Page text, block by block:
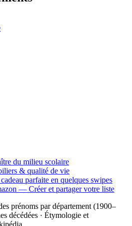
du milieu scolaire
& qualité de vie
parfaite en quelques swipes
— Créer et partager votre liste
prénoms par département (1900–
décédées · Étymologie et